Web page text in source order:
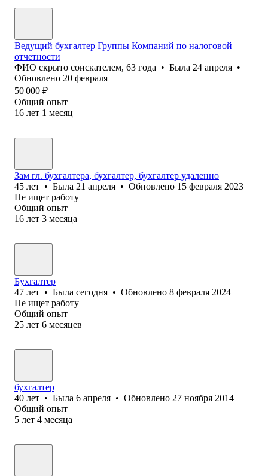
Ведущий бухгалтер Группы Компаний по налоговой
отчетности
ФИО скрыто соискателем, 63 года • Была 24 апреля •
Обновлено 20 февраля
50 000 ₽
Общий опыт
16 лет 1 месяц
Зам гл. бухгалтера, бухгалтер, бухгалтер удаленно
45 лет • Была 21 апреля • Обновлено 15 февраля 2023
Не ищет работу
Общий опыт
16 лет 3 месяца
Бухгалтер
47 лет • Была сегодня • Обновлено 8 февраля 2024
Не ищет работу
Общий опыт
25 лет 6 месяцев
бухгалтер
40 лет • Была 6 апреля • Обновлено 27 ноября 2014
Общий опыт
5 лет 4 месяца